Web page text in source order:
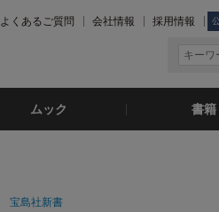
よくあるご質問 会社情報 採用情報
ムック 書籍
宝島社新書